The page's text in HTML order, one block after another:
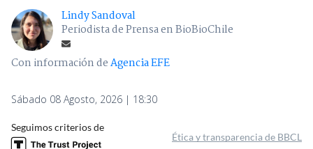
Lindy Sandoval
Periodista de Prensa en BioBioChile
Con información deAgencia EFE
Sábado 08 Agosto, 2026 | 18:30
Seguimos criterios de
Ética y transparencia de BBCL